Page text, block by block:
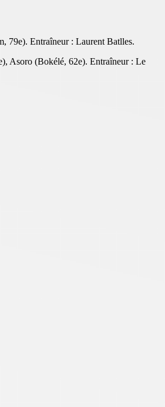
79e). Entraîneur : Laurent Batlles.
Asoro (Bokélé, 62e). Entraîneur : Le